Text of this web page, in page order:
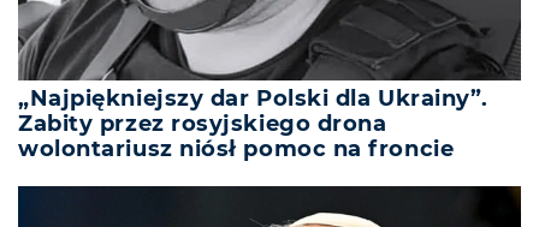
„Najpiękniejszy dar Polski dla Ukrainy”.
Zabity przez rosyjskiego drona
wolontariusz niósł pomoc na froncie